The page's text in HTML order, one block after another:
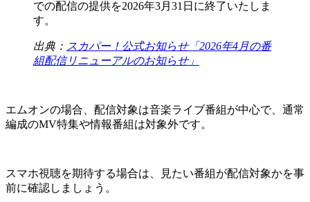
での配信の提供を2026年3月31日に終了いたしま
す。
出典： スカパー！公式お知らせ「2026年4月の番
組配信リニューアルのお知らせ」
エムオンの場合、配信対象は音楽ライブ番組が中心で、通常
編成のMV特集や情報番組は対象外です。
スマホ視聴を期待する場合は、見たい番組が配信対象かを事
前に確認しましょう。